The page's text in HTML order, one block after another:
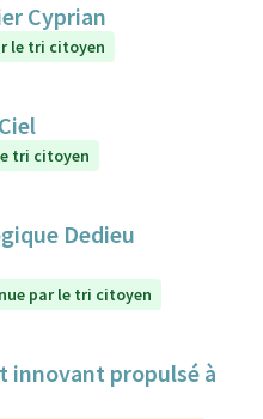
Cyprian
le tri citoyen
tri citoyen
Dedieu
par le tri citoyen
propulsé à